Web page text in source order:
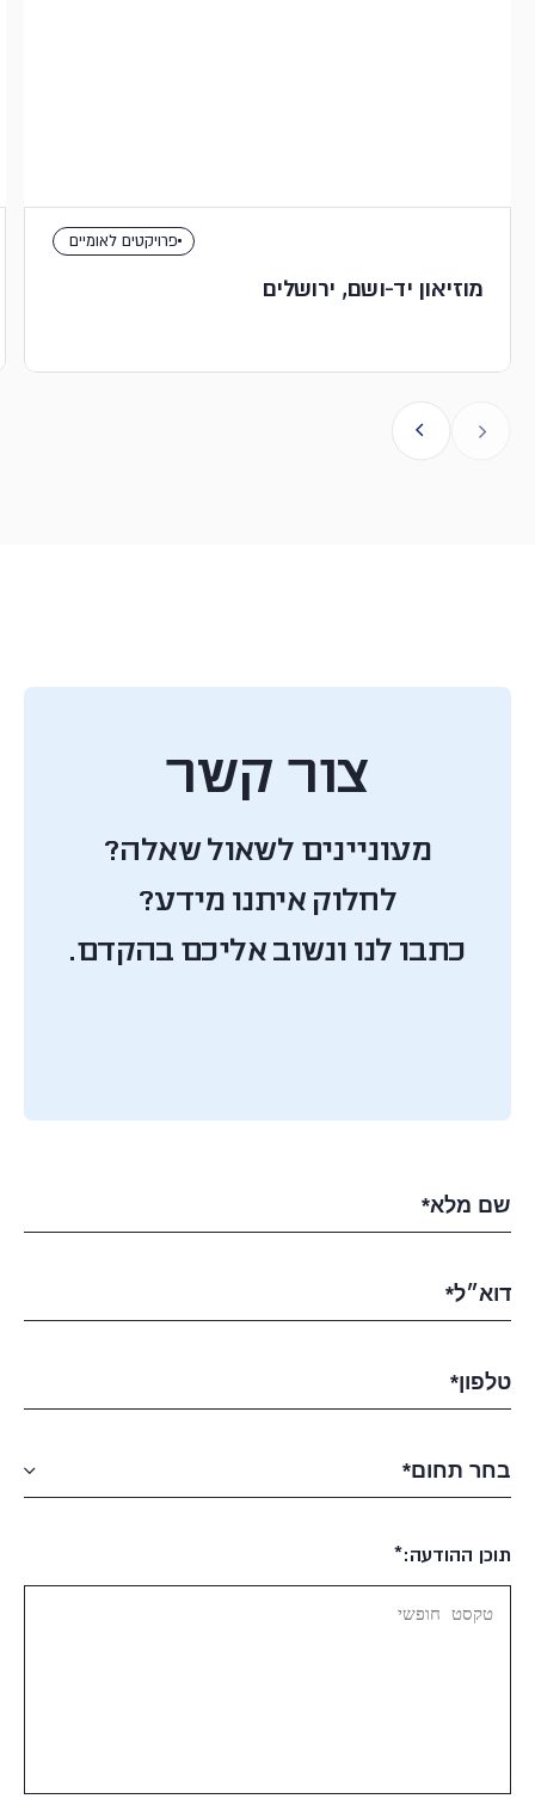
פרויקטים לאומיים
מוזיאון יד-ושם, ירושלים
צור קשר
מעוניינים לשאול שאלה?
לחלוק איתנו מידע?
כתבו לנו ונשוב אליכם בהקדם.
תוכן ההודעה:*